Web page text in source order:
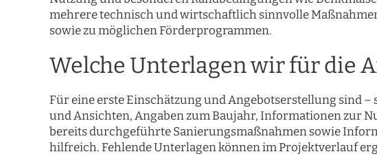
mehrere technisch und wirtschaftlich sinnvolle
sowie zu möglichen Förderprogrammen.
Welche Unterlagen wir für die
Für eine erste Einschätzung und Angebotserstellung sind
und Ansichten, Angaben zum Baujahr, Informationen zur
bereits durchgeführte Sanierungsmaßnahmen sowie
hilfreich. Fehlende Unterlagen können im Projektverlauf